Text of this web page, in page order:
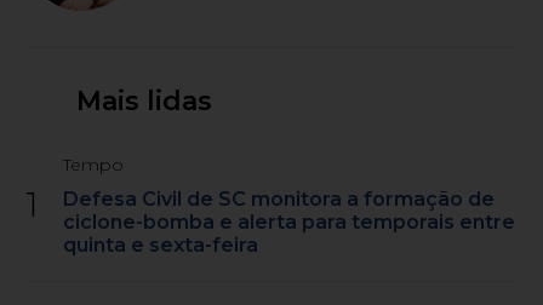
Mais lidas
1
Tempo
Defesa Civil de SC monitora a formação de
ciclone-bomba e alerta para temporais entre
quinta e sexta-feira